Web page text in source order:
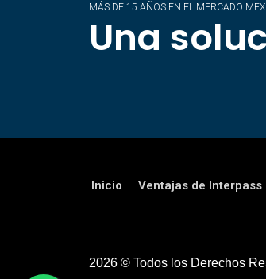
MÁS DE 15 AÑOS EN EL MERCADO
Una
Inicio Ventajas de Interpass
2026 © Todos los Derechos